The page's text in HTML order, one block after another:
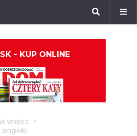
- KUP ONLINE
wnętrz